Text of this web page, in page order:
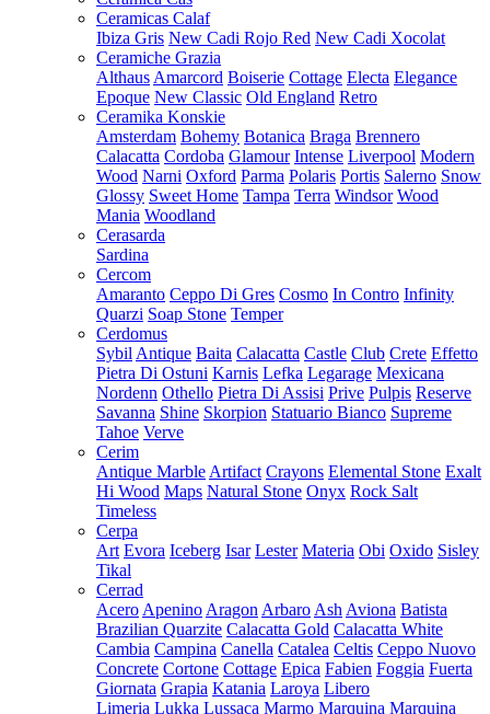
Ceramicas Calaf
Ibiza Gris New Cadi Rojo Red New Cadi Xocolat
Ceramiche Grazia
Althaus Amarcord Boiserie Cottage Electa Elegance
Epoque New Classic Old England Retro
Ceramika Konskie
Amsterdam Bohemy Botanica Braga Brennero
Calacatta Cordoba Glamour Intense Liverpool Modern
Wood Narni Oxford Parma Polaris Portis Salerno Snow
Glossy Sweet Home Tampa Terra Windsor Wood
Mania Woodland
Cerasarda
Sardina
Cercom
Amaranto Ceppo Di Gres Cosmo In Contro Infinity
Quarzi Soap Stone Temper
Cerdomus
Sybil Antique Baita Calacatta Castle Club Crete Effetto
Pietra Di Ostuni Karnis Lefka Legarage Mexicana
Nordenn Othello Pietra Di Assisi Prive Pulpis Reserve
Savanna Shine Skorpion Statuario Bianco Supreme
Tahoe Verve
Cerim
Antique Marble Artifact Crayons Elemental Stone Exalt
Hi Wood Maps Natural Stone Onyx Rock Salt
Timeless
Cerpa
Art Evora Iceberg Isar Lester Materia Obi Oxido Sisley
Tikal
Cerrad
Acero Apenino Aragon Arbaro Ash Aviona Batista
Brazilian Quarzite Calacatta Gold Calacatta White
Cambia Campina Canella Catalea Celtis Ceppo Nuovo
Concrete Cortone Cottage Epica Fabien Foggia Fuerta
Giornata Grapia Katania Laroya Libero
Limeria Lukka Lussaca Marmo Marquina Marquina